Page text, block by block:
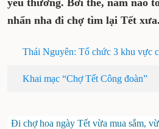
Bởi thế, năm nào tôi cũng